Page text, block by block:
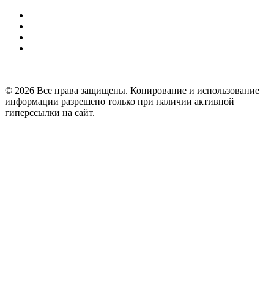
© 2026 Все права защищены. Копирование и использование
информации разрешено только при наличии активной
гиперссылки на сайт.